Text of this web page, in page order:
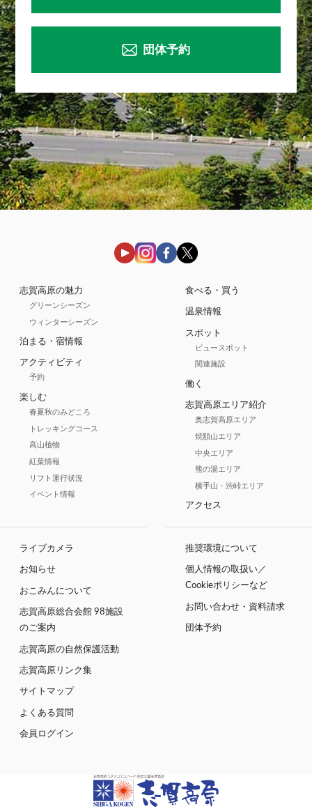
団体予約
志賀高原の魅力
グリーンシーズン
ウィンターシーズン
泊まる・宿情報
アクティビティ
予約
楽しむ
春夏秋のみどころ
トレッキングコース
高山植物
紅葉情報
リフト運行状況
イベント情報
食べる・買う
温泉情報
スポット
ビュースポット
関連施設
働く
志賀高原エリア紹介
奥志賀高原エリア
焼額山エリア
中央エリア
熊の湯エリア
横手山・渋峠エリア
アクセス
ライブカメラ
お知らせ
おこみんについて
志賀高原総合会館 98施設
のご案内
志賀高原の自然保護活動
志賀高原リンク集
サイトマップ
よくある質問
会員ログイン
推奨環境について
個人情報の取扱い／
Cookieポリシーなど
お問い合わせ・資料請求
団体予約